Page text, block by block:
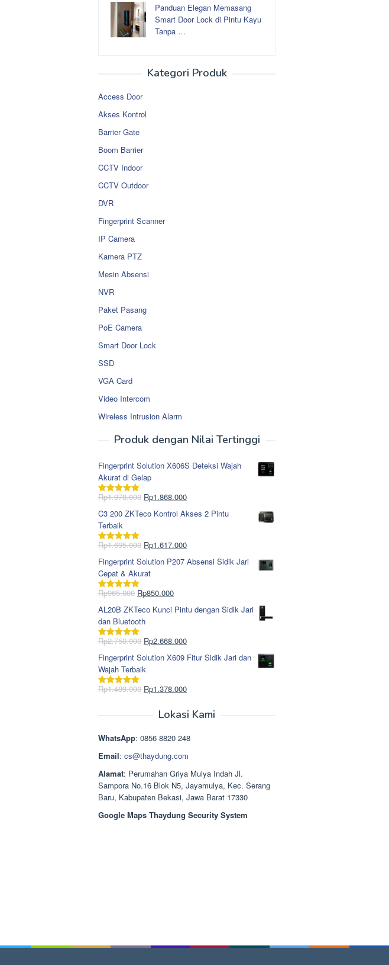
Panduan Elegan Memasang
Smart Door Lock di Pintu Kayu
Tanpa …
Kategori Produk
Access Door
Akses Kontrol
Barrier Gate
Boom Barrier
CCTV Indoor
CCTV Outdoor
DVR
Fingerprint Scanner
IP Camera
Kamera PTZ
Mesin Absensi
NVR
Paket Pasang
PoE Camera
Smart Door Lock
SSD
VGA Card
Video Intercom
Wireless Intrusion Alarm
Produk dengan Nilai Tertinggi
Fingerprint Solution X606S Deteksi Wajah
Akurat di Gelap
Dinilai5.00
Rp1.978.000 Harga
aslinya
adalah:
Rp1.868.000Harga
saat
ini
Rp1.868.000.
C3 200 ZKTeco Kontrol Akses 2 Pintu
Terbaik
Dinilai5.00
Rp1.695.000 Harga
aslinya
adalah:
Rp1.695.000.
Rp1.617.000Harga
saat
ini
Fingerprint Solution P207 Absensi Sidik Jari
Cepat & Akurat
Dinilai5.00
Rp965.000 Harga
aslinya
adalah:
Rp965.000.
Rp850.000Harga
saat
ini
Rp850.000.
AL20B ZKTeco Kunci Pintu dengan Sidik Jari
dan Bluetooth
Dinilai5.00
Rp2.750.000 Harga
aslinya
adalah:
Rp2.750.000.
Rp2.668.000Harga
saat
ini
Rp2.668.000.
Fingerprint Solution X609 Fitur Sidik Jari dan
Wajah Terbaik
Dinilai5.00
Rp1.489.000 Harga
adalah:
Rp1.378.000Harga
ini
Rp1.378.000.
Lokasi Kami
WhatsApp: 0856 8820 248
Email: cs@thaydung.com
Alamat: Perumahan Griya Mulya Indah Jl.
Sampora No.16 Blok N5, Jayamulya, Kec. Serang
Baru, Kabupaten Bekasi, Jawa Barat 17330
Google Maps Thaydung Security System